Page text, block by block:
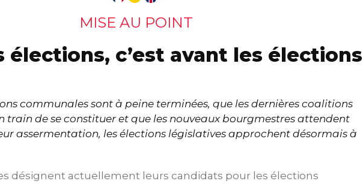
MISE AU POINT
élections, c’est avant les élections
communales sont à peine terminées, que les dernières coalitions
train de se constituer et que les nouveaux bourgmestres attendent
assermentation, les élections législatives approchent désormais à
désignent actuellement leurs candidats pour les élections